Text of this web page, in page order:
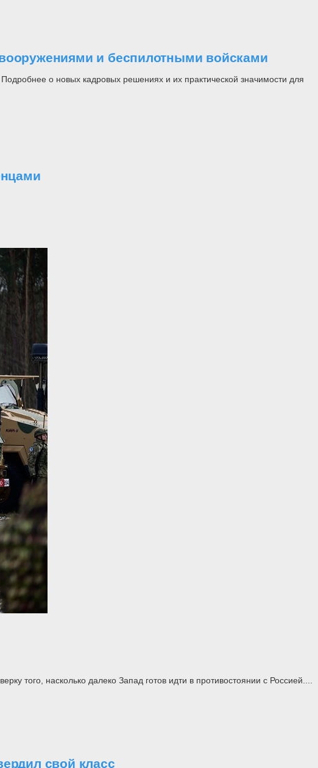
и беспилотными войсками
о новых кадровых решениях и их практической значимости для
того, насколько далеко Запад готов идти в противостоянии с Россией....
свой класс